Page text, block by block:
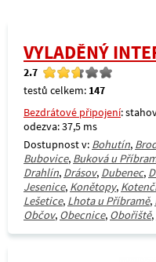
VYLADĚNÝ
2.7
testů celkem: 147
Bezdrátové připojení:
odezva: 37,5 ms
Dostupnost v: Bohutín,
Bubovice, Buková u
Drahlín, Drásov, Dubenec,
Jesenice, Konětopy,
Lešetice, Lhota u Příbramě,
Občov, Obecnice, Obořiště,